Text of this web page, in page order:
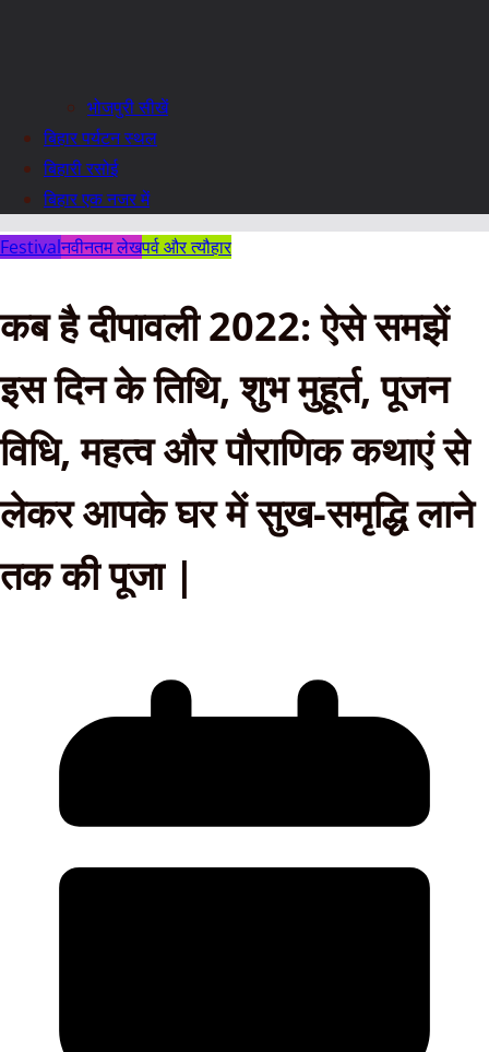
भोजपुरी सीखें
बिहार पर्यटन स्थल
बिहारी रसोई
बिहार एक नजर में
Festivalनवीनतम लेखपर्व और त्यौहार
कब है दीपावली 2022: ऐसे समझें
इस दिन के तिथि, शुभ मुहूर्त, पूजन
विधि, महत्व और पौराणिक कथाएं से
लेकर आपके घर में सुख-समृद्धि लाने
तक की पूजा |